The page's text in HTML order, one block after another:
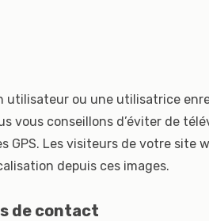
utilisateur ou une utilisatrice
vous conseillons d’éviter de
GPS. Les visiteurs de votre site
depuis ces images.
de contact